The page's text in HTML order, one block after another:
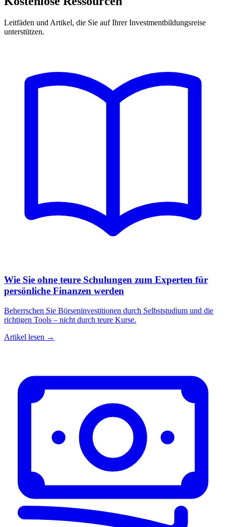
Leitfäden und Artikel, die Sie auf Ihrer Investmentbildungsreise
unterstützen.
Wie Sie ohne teure Schulungen zum Experten für
persönliche Finanzen werden
Beherrschen Sie Börseninvestitionen durch Selbststudium und die
richtigen Tools – nicht durch teure Kurse.
Artikel lesen →